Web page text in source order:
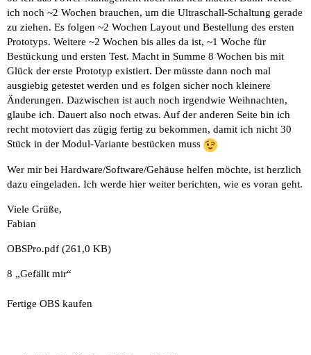
ich noch ~2 Wochen brauchen, um die Ultraschall-Schaltung gerade
zu ziehen. Es folgen ~2 Wochen Layout und Bestellung des ersten
Prototyps. Weitere ~2 Wochen bis alles da ist, ~1 Woche für
Bestückung und ersten Test. Macht in Summe 8 Wochen bis mit
Glück der erste Prototyp existiert. Der müsste dann noch mal
ausgiebig getestet werden und es folgen sicher noch kleinere
Änderungen. Dazwischen ist auch noch irgendwie Weihnachten,
glaube ich. Dauert also noch etwas. Auf der anderen Seite bin ich
recht motoviert das zügig fertig zu bekommen, damit ich nicht 30
Stück in der Modul-Variante bestücken muss
Wer mir bei Hardware/Software/Gehäuse helfen möchte, ist herzlich
dazu eingeladen. Ich werde hier weiter berichten, wie es voran geht.
Viele Grüße,
Fabian
OBSPro.pdf (261,0 KB)
8 „Gefällt mir“
Fertige OBS kaufen